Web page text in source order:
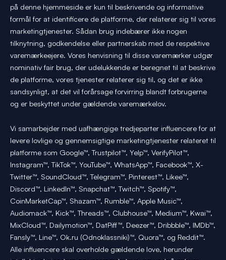
på denne hjemmeside er kun til beskrivende og informative
formål for at identificere de platforme, der relaterer sig til vores
marketingtjenester. Sådan brug indebærer ikke nogen
tilknytning, godkendelse eller partnerskab med de respektive
varemærkeejere. Vores henvisning til disse varemærker udgør
nominativ fair brug, der udelukkende er beregnet til at beskrive
de platforme, vores tjenester relaterer sig til, og det er ikke
sandsynligt, at det vil forårsage forvirring blandt forbrugerne
og er beskyttet under gældende varemærkelov.
Vi samarbejder med uafhængige tredjeparter influencere for at
levere lovlige og gennemsigtige marketingtjenester relateret til
platforme som Google™, Trustpilot™, Yelp™, VerifyPilot™,
Instagram™, TikTok™, YouTube™, WhatsApp™, Facebook™, X-
Twitter™, SoundCloud™, Telegram™, Pinterest™, Likee™,
Discord™, LinkedIn™, Snapchat™, Twitch™, Spotify™,
CoinMarketCap™, Shazam™, Rumble™, Apple Music™,
Audiomack™, Kick™, Threads™, Clubhouse™, Medium™, Kwai™,
MixCloud™, Dailymotion™, DatPiff™, Deezer™, Dribbble™, IMDb™,
Fansly™, Line™, Ok.ru (Odnoklassniki)™, Quora™, og Reddit™.
Alle influencere skal overholde gældende love, herunder